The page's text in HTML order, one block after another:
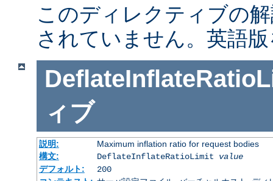
このディレクティブの
されていません。英語
ィブ
説明:
Maximum inflation ratio for request bodies
構文:
DeflateInflateRatioLimit value
デフォルト:
200